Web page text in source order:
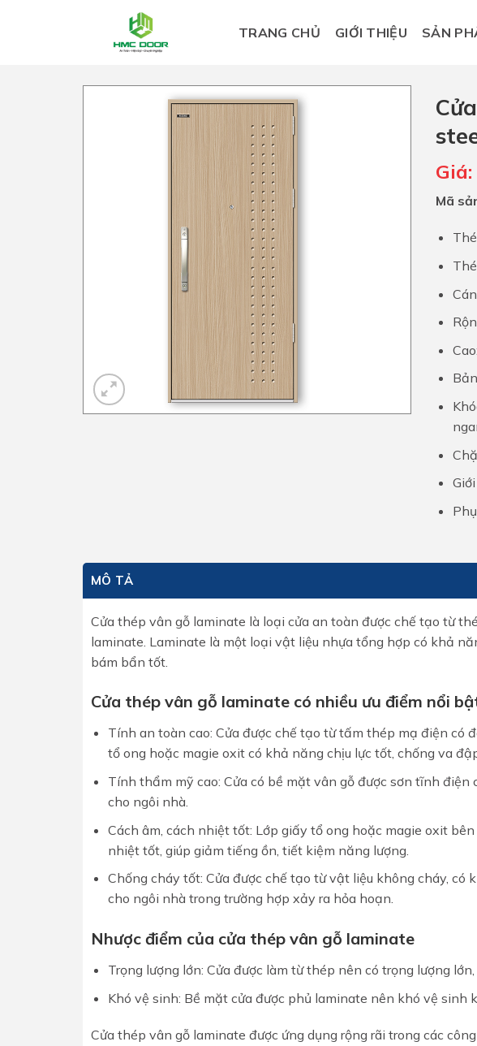
TRANG CHỦ GIỚI THIỆU SẢN
Giá:
Mã
MÔ TẢ
Cửa thép vân gỗ laminate là loại cửa an toàn được chế tạo từ
laminate. Laminate là một loại vật liệu nhựa tổng hợp có khả
bám bẩn tốt.
Cửa thép vân gỗ laminate có nhiều ưu điểm nổi
Tính an toàn cao: Cửa được chế tạo từ tấm thép mạ điện có
tổ ong hoặc magie oxit có khả năng chịu lực tốt, chống va
Tính thẩm mỹ cao: Cửa có bề mặt vân gỗ được sơn tĩnh
cho ngôi nhà.
Cách âm, cách nhiệt tốt: Lớp giấy tổ ong hoặc magie oxit
nhiệt tốt, giúp giảm tiếng ồn, tiết kiệm năng lượng.
Chống cháy tốt: Cửa được chế tạo từ vật liệu không cháy, có
cho ngôi nhà trong trường hợp xảy ra hỏa hoạn.
Nhược điểm của cửa thép vân gỗ laminate
Trọng lượng lớn: Cửa được làm từ thép nên có trọng lượng
Khó vệ sinh: Bề mặt cửa được phủ laminate nên khó vệ sinh
Cửa thép vân gỗ laminate được ứng dụng rộng rãi trong các